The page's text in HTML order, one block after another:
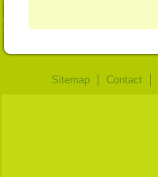
Sitemap Contact